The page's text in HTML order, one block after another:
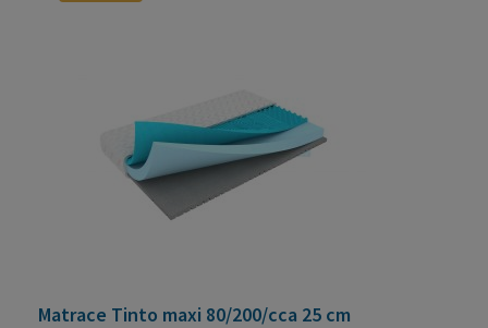
Matrace Tinto maxi 80/200/cca 25 cm